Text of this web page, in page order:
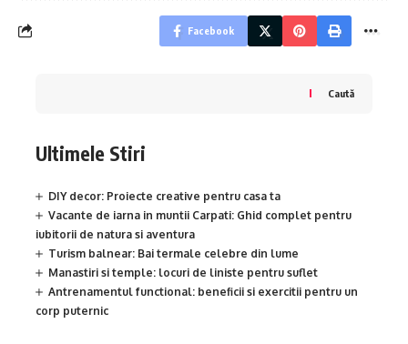
Facebook
Caută
Ultimele Stiri
DIY decor: Proiecte creative pentru casa ta
Vacante de iarna in muntii Carpati: Ghid complet pentru
iubitorii de natura si aventura
Turism balnear: Bai termale celebre din lume
Manastiri si temple: locuri de liniste pentru suflet
Antrenamentul functional: beneficii si exercitii pentru un
corp puternic